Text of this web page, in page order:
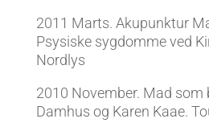
2011 Marts. Akupunktur
Psysiske sygdomme ved
Nordlys
2010 November. Mad som
Damhus og Karen Kaae.